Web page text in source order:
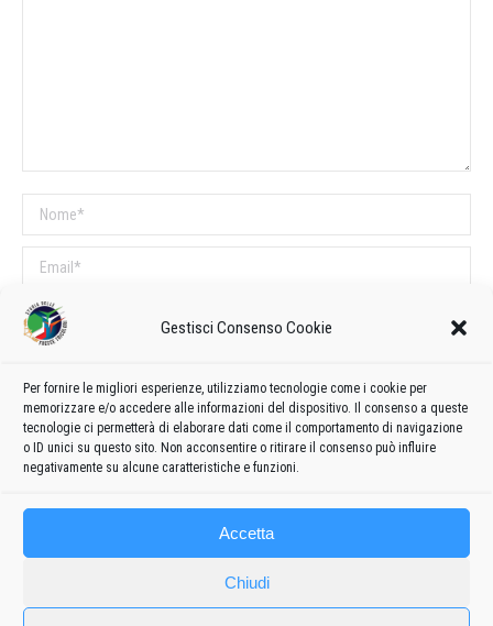
Gestisci Consenso Cookie
Per fornire le migliori esperienze, utilizziamo tecnologie come i cookie per
memorizzare e/o accedere alle informazioni del dispositivo. Il consenso a queste
tecnologie ci permetterà di elaborare dati come il comportamento di navigazione
o ID unici su questo sito. Non acconsentire o ritirare il consenso può influire
negativamente su alcune caratteristiche e funzioni.
Accetta
Chiudi
Nome *
Email *
Sito web
COMMENTI SUL POST
Questo sito utilizza Akismet per ridurre lo spam.Scopri come vengono
elaborati i dati derivati dai commenti.